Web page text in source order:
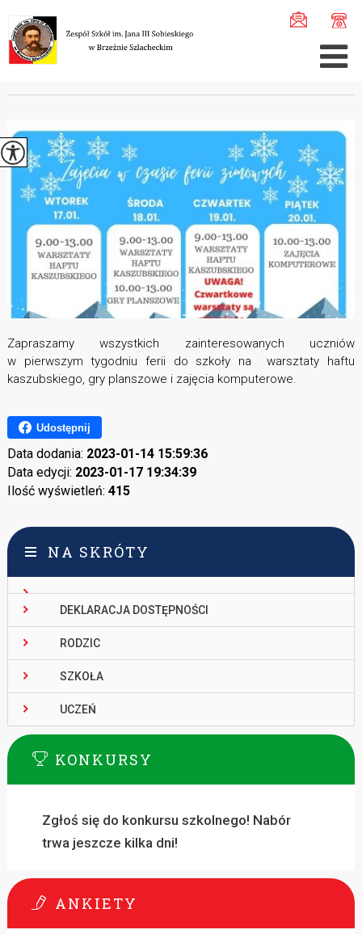
Zajęcia w czasie fer ...
ZAJĘCIA W CZASIE FERII
Zapraszamy wszystkich zainteresowanych uczniów
w pierwszym tygodniu ferii do szkoły na warsztaty haftu
kaszubskiego, gry planszowe i zajęcia komputerowe.
Udostępnij
Data dodania: 2023-01-14 15:59:36
Data edycji: 2023-01-17 19:34:39
Ilość wyświetleń: 415
NA SKRÓTY
DEKLARACJA DOSTĘPNOŚCI
RODZIC
SZKOŁA
UCZEŃ
KONKURSY
Zgłoś się do konkursu szkolnego! Nabór
trwa jeszcze kilka dni!
ANKIETY